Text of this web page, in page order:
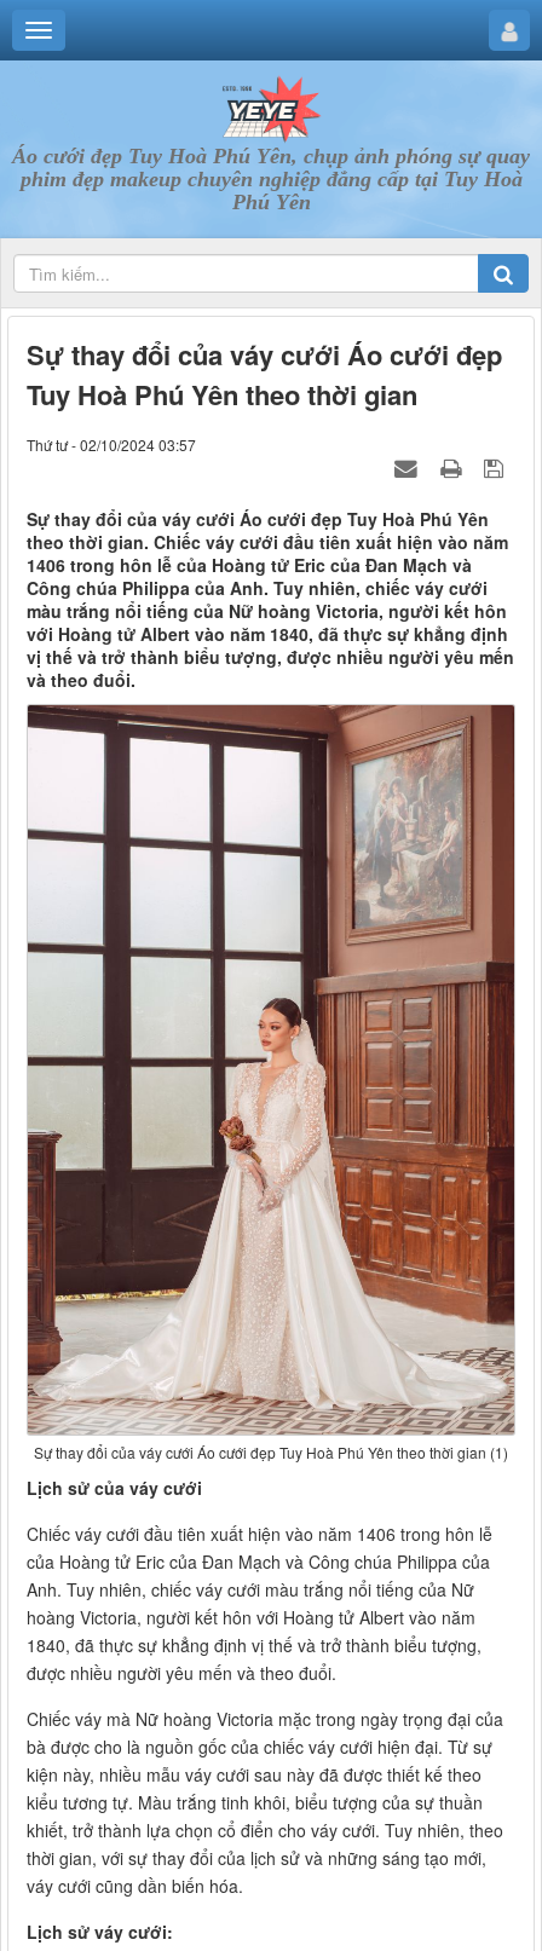
Áo cưới đẹp Tuy Hoà Phú Yên, chụp ảnh phóng sự quay
phim đẹp makeup chuyên nghiệp đẳng cấp tại Tuy Hoà
Phú Yên
Sự thay đổi của váy cưới Áo cưới đẹp
Tuy Hoà Phú Yên theo thời gian
Thứ tư - 02/10/2024 03:57
Sự thay đổi của váy cưới Áo cưới đẹp Tuy Hoà Phú Yên
theo thời gian. Chiếc váy cưới đầu tiên xuất hiện vào năm
1406 trong hôn lễ của Hoàng tử Eric của Đan Mạch và
Công chúa Philippa của Anh. Tuy nhiên, chiếc váy cưới
màu trắng nổi tiếng của Nữ hoàng Victoria, người kết hôn
với Hoàng tử Albert vào năm 1840, đã thực sự khẳng định
vị thế và trở thành biểu tượng, được nhiều người yêu mến
và theo đuổi.
Sự thay đổi của váy cưới Áo cưới đẹp Tuy Hoà Phú Yên theo thời gian (1)
Lịch sử của váy cưới
Chiếc váy cưới đầu tiên xuất hiện vào năm 1406 trong hôn lễ
của Hoàng tử Eric của Đan Mạch và Công chúa Philippa của
Anh. Tuy nhiên, chiếc váy cưới màu trắng nổi tiếng của Nữ
hoàng Victoria, người kết hôn với Hoàng tử Albert vào năm
1840, đã thực sự khẳng định vị thế và trở thành biểu tượng,
được nhiều người yêu mến và theo đuổi.
Chiếc váy mà Nữ hoàng Victoria mặc trong ngày trọng đại của
bà được cho là nguồn gốc của chiếc váy cưới hiện đại. Từ sự
kiện này, nhiều mẫu váy cưới sau này đã được thiết kế theo
kiểu tương tự. Màu trắng tinh khôi, biểu tượng của sự thuần
khiết, trở thành lựa chọn cổ điển cho váy cưới. Tuy nhiên, theo
thời gian, với sự thay đổi của lịch sử và những sáng tạo mới,
váy cưới cũng dần biến hóa.
Lịch sử váy cưới: